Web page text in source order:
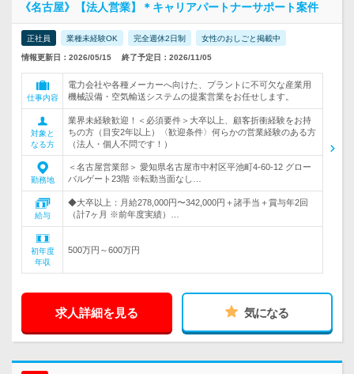
《名古屋》【法人営業】＊キャリアパートナーサポート案件
正社員 業種未経験OK 完全週休2日制 女性のおしごと掲載中
情報更新日：2026/05/15 終了予定日：2026/11/05
仕事内容
電力会社や各種メーカーへ向けた、プラントに不可欠な産業用
機械設備・空気輸送システムの提案営業をお任せします。
対象と
なる方
業界未経験歓迎！＜必須要件＞大卒以上、顧客折衝経験をお持
ちの方（目安2年以上）〈歓迎条件〉何らかの営業経験のある方
（法人・個人不問です！）
勤務地
＜名古屋営業部＞ 愛知県名古屋市中村区平池町4-60-12 グロー
バルゲート23階 ※転勤当面なし…
給与
◆大卒以上：月給278,000円〜342,000円＋諸手当＋賞与年2回
（計7ヶ月 ※前年度実績）…
初年度
年収
500万円～600万円
求人詳細を見る 気になる